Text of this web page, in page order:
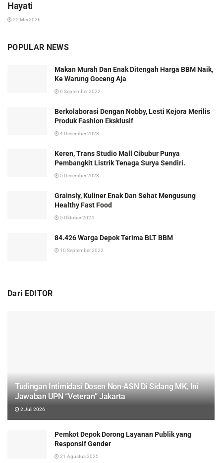
Hayati
22 Mei 2026
POPULAR NEWS
Makan Murah Dan Enak Ditengah Harga BBM Naik,
Ke Warung Goceng Aja
6 September 2022
Berkolaborasi Dengan Nobby, Lesti Kejora Merilis
Produk Fashion Eksklusif
4 Desember 2023
Keren, Trans Studio Mall Cibubur Punya
Pembangkit Listrik Tenaga Surya Sendiri.
5 Desember 2023
Grainsly, Kuliner Enak Dan Sehat Mengusung
Healthy Fast Food
5 Oktober 2024
84.426 Warga Depok Terima BLT BBM
10 September 2022
Dari EDITOR
Tudingan Intimidasi Dosen Non-ASN Di Sidang MK, Ini
Jawaban UPN “Veteran” Jakarta
2 Juli 2026
Pemkot Depok Dorong Layanan Publik yang
Responsif Gender
21 Agustus 2025